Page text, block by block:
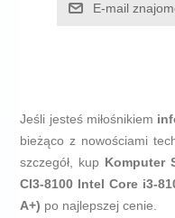
E-mail
Jeśli jesteś miłośnikiem
bieżąco z nowościami
szczegół, kup Komputer
CI3-8100 Intel Core i3-
A+) po najlepszej cenie.